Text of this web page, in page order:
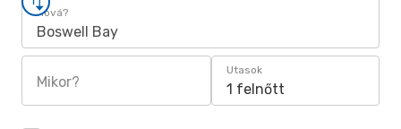
Hová?
Boswell Bay
Mikor?
Utasok
1 felnőtt